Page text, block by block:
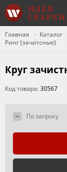
Главная Каталог
Ринг (зачитсные)
Круг
Код товара:30567
По запросу